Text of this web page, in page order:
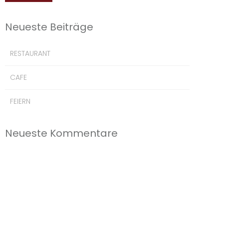
Neueste Beiträge
RESTAURANT
CAFE
FEIERN
Neueste Kommentare